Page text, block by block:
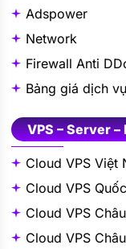
Adspower
Network
Firewall Anti
Bảng giá dịch vụ
VPS – Server
Cloud VPS Việt
Cloud VPS
Cloud VPS
Cloud VPS